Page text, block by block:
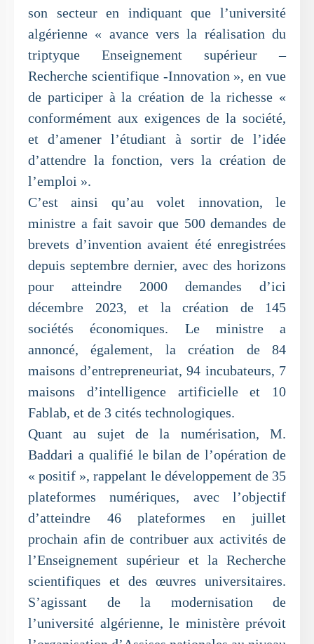
son secteur en indiquant que l’université
algérienne « avance vers la réalisation du
triptyque Enseignement supérieur –
Recherche scientifique -Innovation », en vue
de participer à la création de la richesse «
conformément aux exigences de la société,
et d’amener l’étudiant à sortir de l’idée
d’attendre la fonction, vers la création de
l’emploi ».
C’est ainsi qu’au volet innovation, le
ministre a fait savoir que 500 demandes de
brevets d’invention avaient été enregistrées
depuis septembre dernier, avec des horizons
pour atteindre 2000 demandes d’ici
décembre 2023, et la création de 145
sociétés économiques. Le ministre a
annoncé, également, la création de 84
maisons d’entrepreneuriat, 94 incubateurs, 7
maisons d’intelligence artificielle et 10
Fablab, et de 3 cités technologiques.
Quant au sujet de la numérisation, M.
Baddari a qualifié le bilan de l’opération de
« positif », rappelant le développement de 35
plateformes numériques, avec l’objectif
d’atteindre 46 plateformes en juillet
prochain afin de contribuer aux activités de
l’Enseignement supérieur et la Recherche
scientifiques et des œuvres universitaires.
S’agissant de la modernisation de
l’université algérienne, le ministère prévoit